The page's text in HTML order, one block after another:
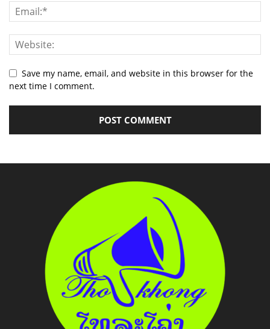
Save my name, email, and website in this browser for the
next time I comment.